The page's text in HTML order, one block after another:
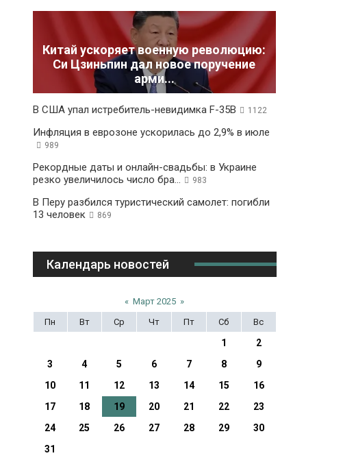
Китай ускоряет военную революцию:
Си Цзиньпин дал новое поручение
арми...
В США упал истребитель-невидимка F-35B 1122
Инфляция в еврозоне ускорилась до 2,9% в июле
989
Рекордные даты и онлайн-свадьбы: в Украине
резко увеличилось число бра...
983
В Перу разбился туристический самолет: погибли
13 человек
869
Календарь новостей
« Март 2025 »
Пн
Вт Ср Чт Пт Сб Вс
1
2
3
4 5 6 7 8
9
10
11 12 13 14 15
16
17
18 19 20 21 22
23
24
25 26 27 28 29
30
31